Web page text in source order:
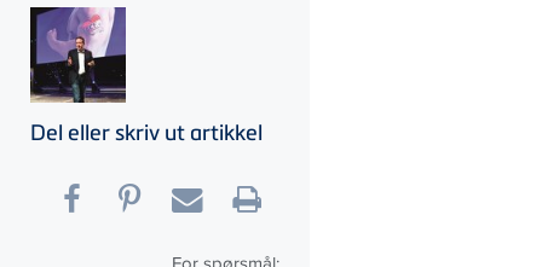
Del eller skriv ut artikkel